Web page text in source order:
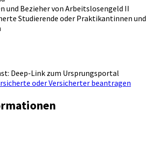
und Bezieher von Arbeitslosengeld II
Studierende oder Praktikantinnen und
Deep-Link zum Ursprungsportal
oder Versicherter beantragen